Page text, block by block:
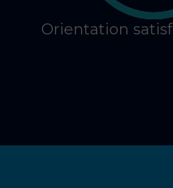
Orientation